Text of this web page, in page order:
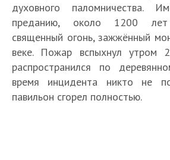
духовного паломничества.
преданию, около 1200 лет
священный огонь, зажжённый
веке. Пожар вспыхнул утром
распространился по
время инцидента никто не
павильон сгорел полностью.